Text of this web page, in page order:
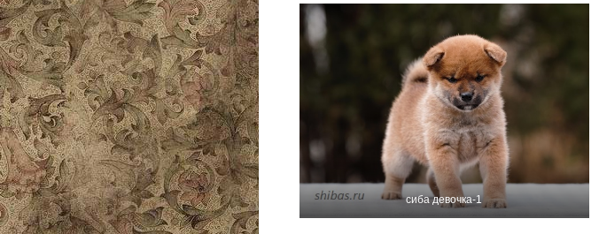
сиба девочка-1